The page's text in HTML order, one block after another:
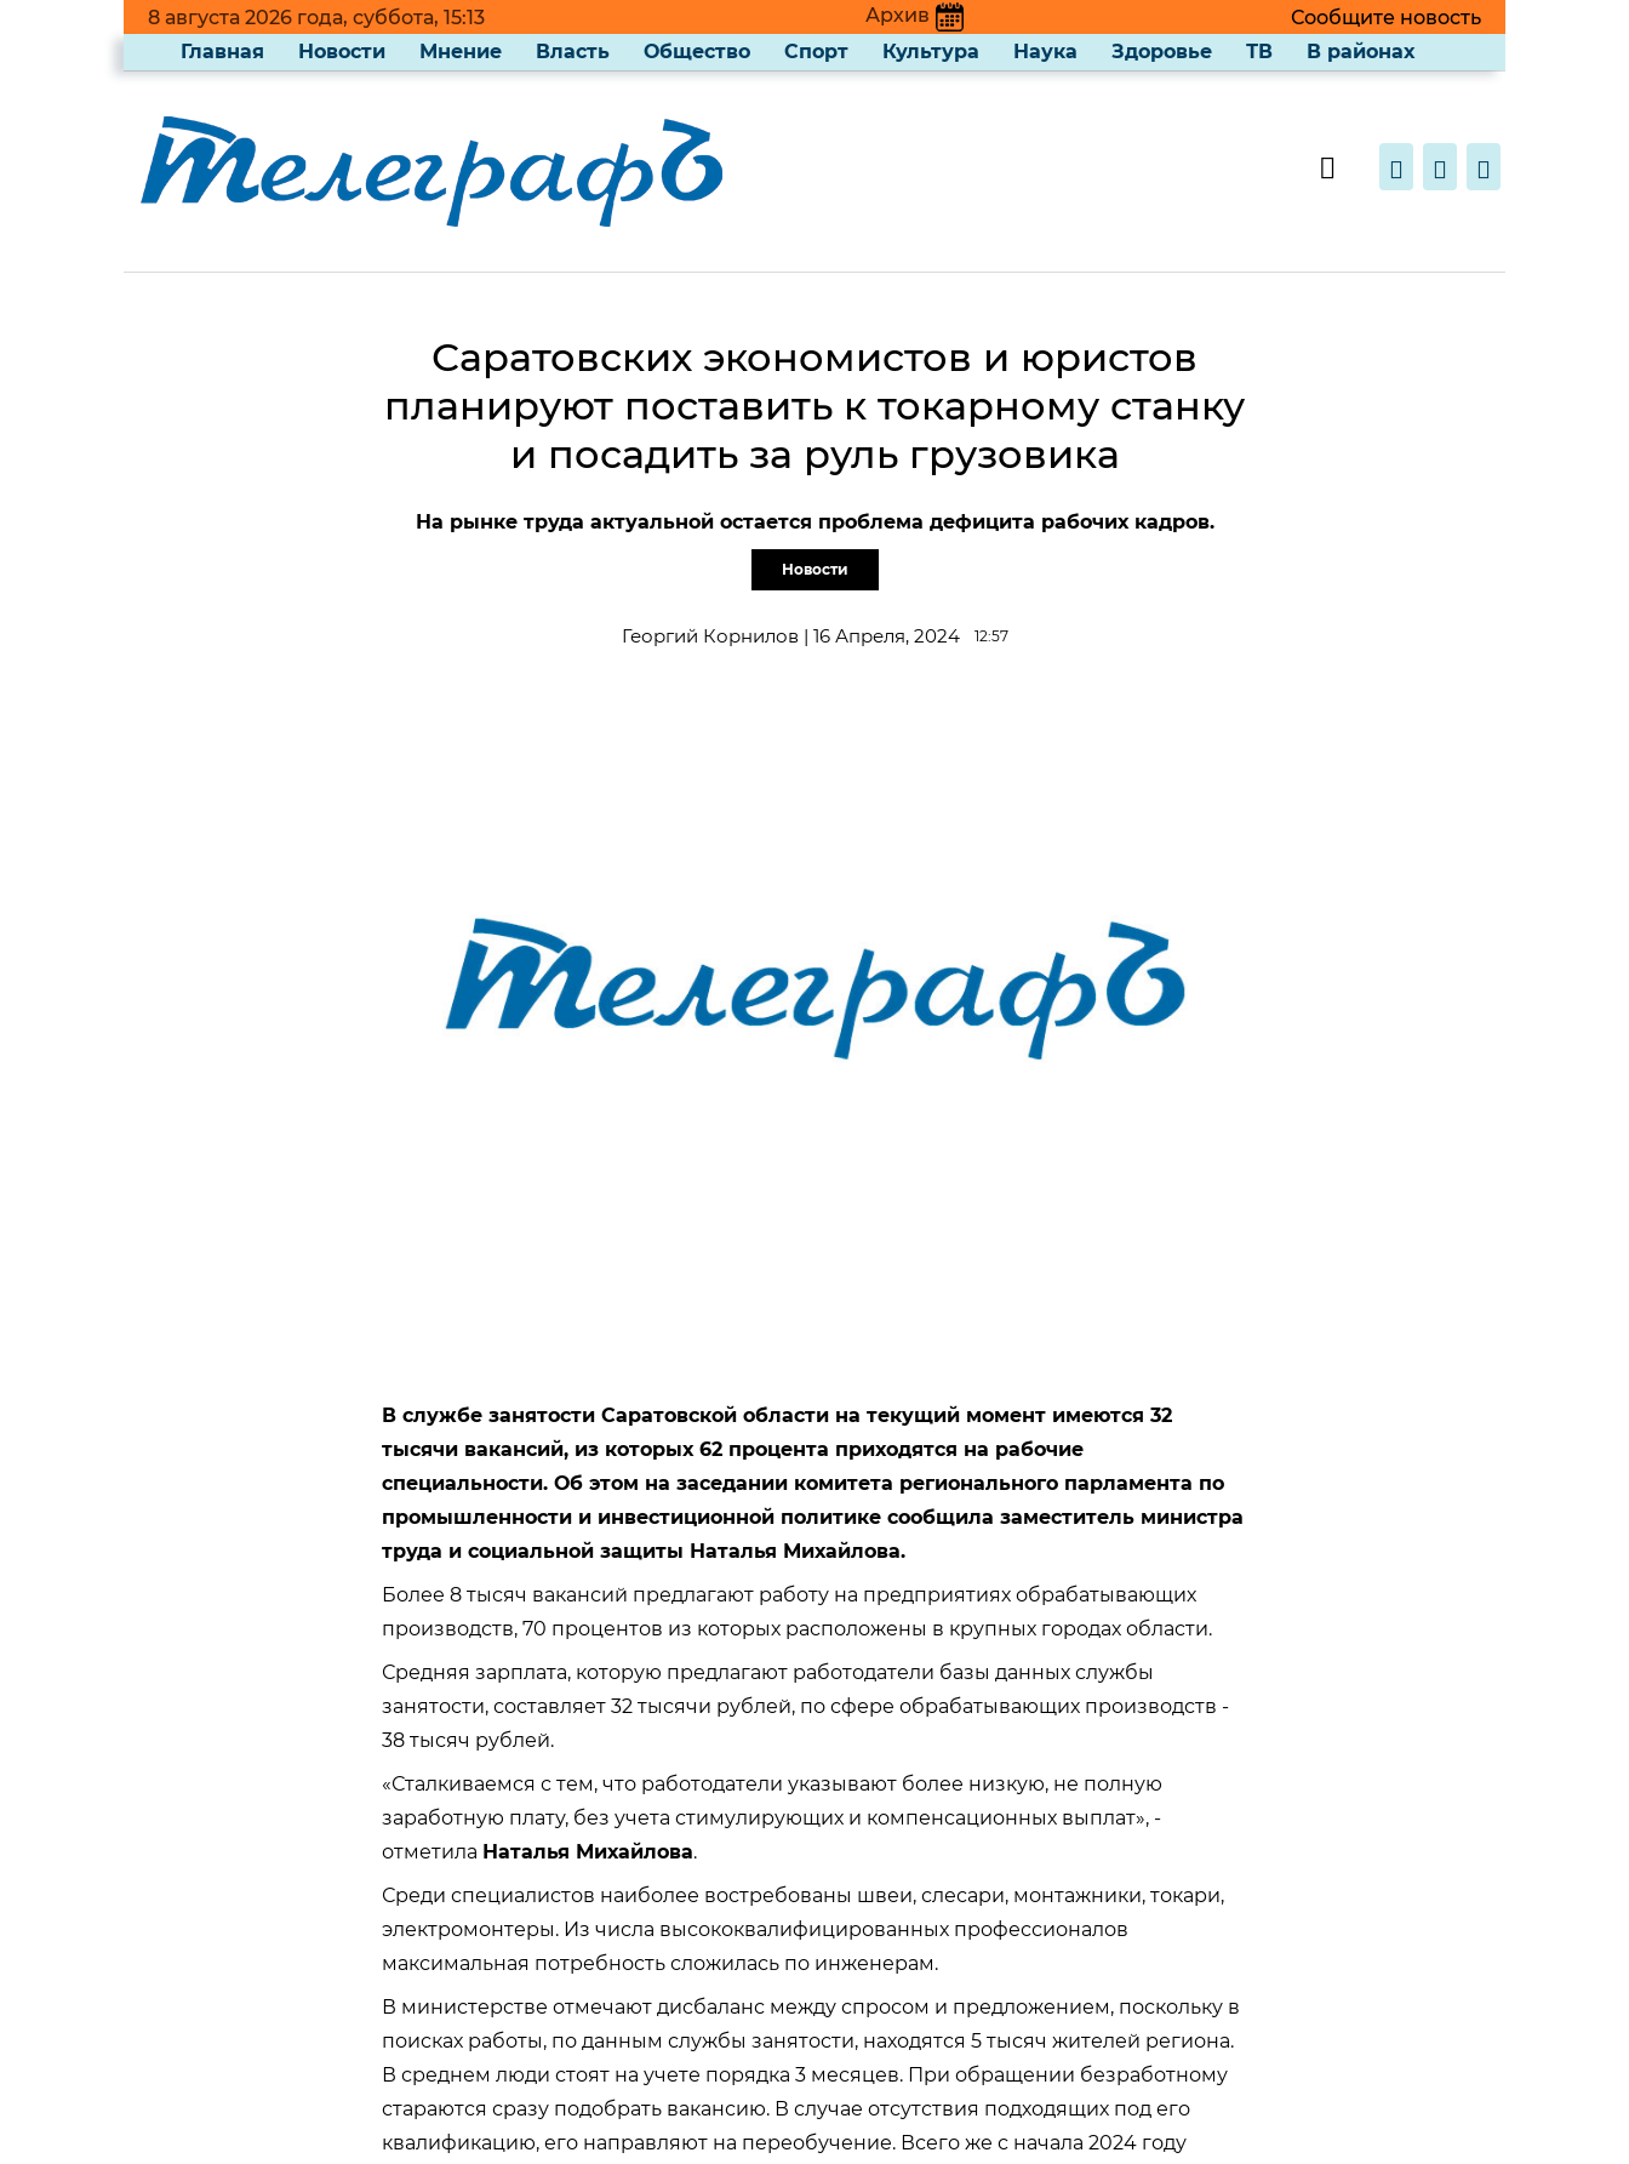
8 августа 2026 года, суббота, 15:13 Архив
Сообщите новость
Главная
Новости Мнение Власть Общество Спорт Культура Наука Здоровье ТВ В районах
Саратовских экономистов и юристов
планируют поставить к токарному станку
и посадить за руль грузовика
На рынке труда актуальной остается проблема дефицита рабочих кадров.
Новости
Георгий Корнилов | 16 Апреля, 2024 12:57
В службе занятости Саратовской области на текущий момент имеются 32
тысячи вакансий, из которых 62 процента приходятся на рабочие
специальности. Об этом на заседании комитета регионального парламента по
промышленности и инвестиционной политике сообщила заместитель министра
труда и социальной защиты Наталья Михайлова.
Более 8 тысяч вакансий предлагают работу на предприятиях обрабатывающих
производств, 70 процентов из которых расположены в крупных городах области.
Средняя зарплата, которую предлагают работодатели базы данных службы
занятости, составляет 32 тысячи рублей, по сфере обрабатывающих производств -
38 тысяч рублей.
«Сталкиваемся с тем, что работодатели указывают более низкую, не полную
заработную плату, без учета стимулирующих и компенсационных выплат», -
отметила Наталья Михайлова.
Среди специалистов наиболее востребованы швеи, слесари, монтажники, токари,
электромонтеры. Из числа высококвалифицированных профессионалов
максимальная потребность сложилась по инженерам.
В министерстве отмечают дисбаланс между спросом и предложением, поскольку в
поисках работы, по данным службы занятости, находятся 5 тысяч жителей региона.
В среднем люди стоят на учете порядка 3 месяцев. При обращении безработному
стараются сразу подобрать вакансию. В случае отсутствия подходящих под его
квалификацию, его направляют на переобучение. Всего же с начала 2024 году